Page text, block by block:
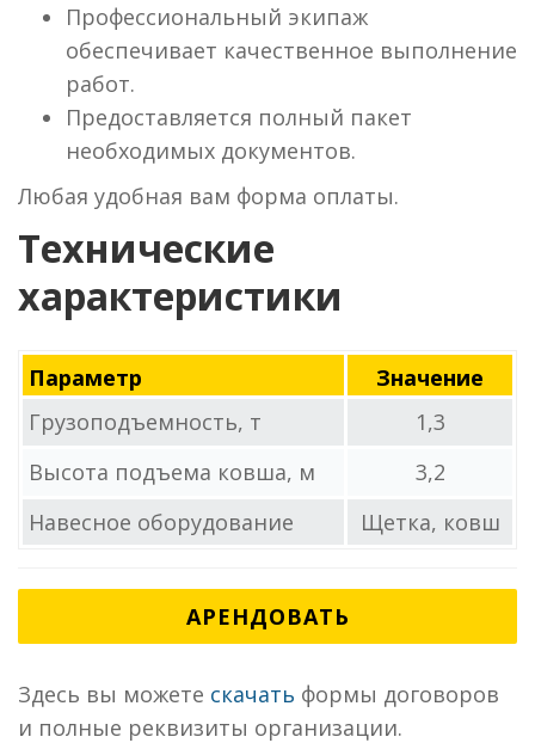
Профессиональный экипаж
обеспечивает качественное выполнение
работ.
Предоставляется полный пакет
необходимых документов.
Любая удобная вам форма оплаты.
Технические
характеристики
Параметр
Значение
Грузоподъемность, т
1,3
Высота подъема ковша, м
3,2
Навесное оборудование
Щетка, ковш
АРЕНДОВАТЬ
Здесь вы можете скачать формы договоров
и полные реквизиты организации.